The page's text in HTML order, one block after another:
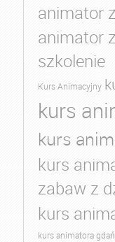
animator
animator
szkolenie
Kurs Animacyjny
kurs
kurs
kurs
zabaw z
kurs
kurs animatora